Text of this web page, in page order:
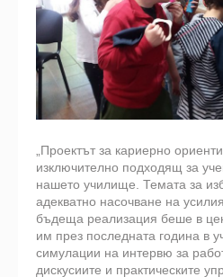
„Проектът за кариерно
изключително подходящ за
нашето училище. Темата за
адекватно насочване на
бъдеща реализация беше в
им през последната година в
симулации на интервю за
дискусиите и практическите